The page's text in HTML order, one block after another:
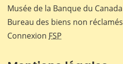
Musée de la Banque du Canada
Bureau des biens non réclamés
Connexion FSP